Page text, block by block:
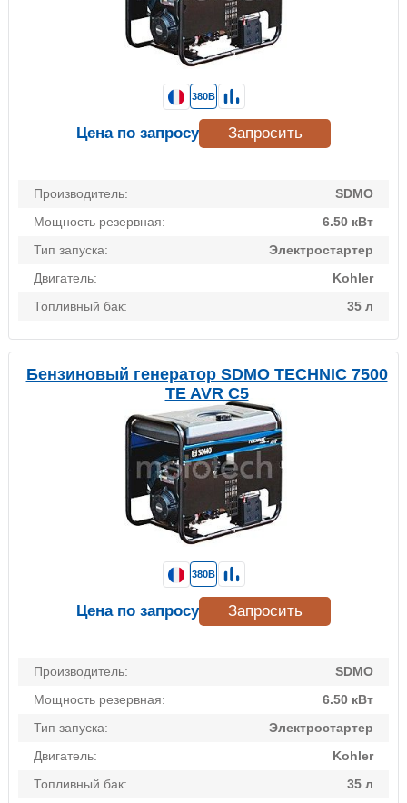
Производитель:
SDMO
Мощность резервная:
6.50 кВт
Тип запуска:
Электростартер
Двигатель:
Kohler
Топливный бак:
35 л
380В
Цена по запросу Запросить
Бензиновый генератор SDMO TECHNIC 7500
TE AVR C5
Производитель:
SDMO
Мощность резервная:
6.50 кВт
Тип запуска:
Электростартер
Двигатель:
Kohler
Топливный бак:
35 л
380В
Цена по запросу Запросить